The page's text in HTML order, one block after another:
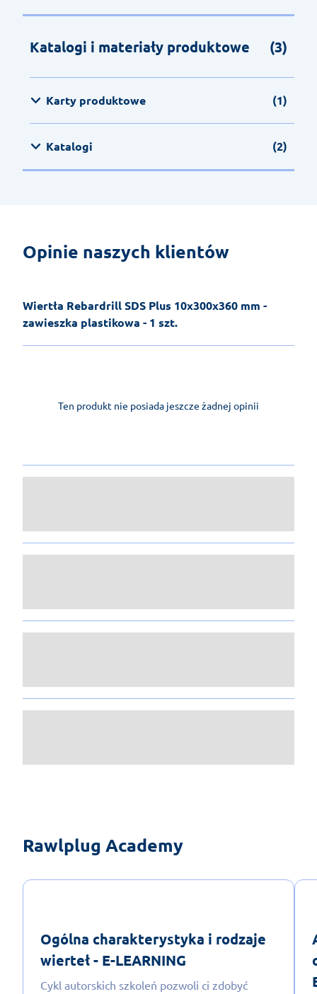
Katalogi i materiały produktowe (3)
Karty produktowe (1)
Katalogi (2)
Opinie naszych klientów
Wiertła Rebardrill SDS Plus 10x300x360 mm -
zawieszka plastikowa - 1 szt.
Ten produkt nie posiada jeszcze żadnej opinii
Rawlplug Academy
Ogólna charakterystyka i rodzaje
wierteł - E-LEARNING
Cykl autorskich szkoleń pozwoli ci zdobyć